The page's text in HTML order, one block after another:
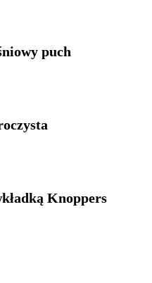
puch
Knoppers